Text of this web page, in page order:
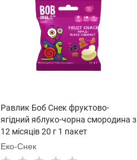
Равлик Боб Снек фруктово-
ягідний яблуко-чорна смородина з
12 місяців 20 г 1 пакет
Еко-Снек